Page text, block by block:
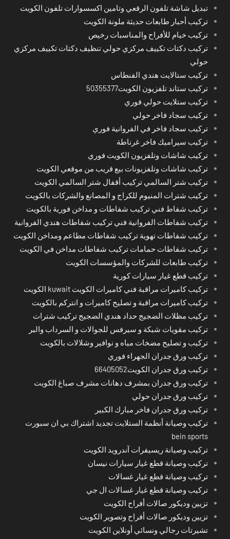
تبديل شاشة تلفون الرقعي وتامين اكسسوارات تلفون الكويت
تركيب أحبار طابعات حديثة ملونة الكويت
تركيب خيام للأفراح والمناسبات رخيص
تركيب دكتات تكييف مركزي حولي تنظيف دكتات تكييف مركزي
حولي
تركيب ستالايت هندي الفنطاس
تركيب ستاند تلفزيون الكويت50355377
تركيب ستلايت حولي فوري
تركيب سجاد فاخر حولي
تركيب سجاد فاخر في الفروانية فوري
تركيب سيراميك فاخر غرناطة
تركيب شاشات وتلفزيون الكويت فوري
تركيب شاشات وتلفزيونات بيع قريب من موقعي الكويت
تركيب شتر السالمي تركيب أقفال شتر السالمي الكويت
تركيب شترات المنيوم للكراج و المصانع والشركات بالكويت
تركيب شفاط فني تركيب شفاطات و مداخن فورية بالكويت
تركيب شفاطات الفروانية فني تركيب شفاطات هندي الفروانية
تركيب شفاطات تهوية تركيب شفاطات مطاعم ومداخن الكويت
تركيب شفاطات حمامات تركيب شفاطات مداخن في الكويت
تركيب طابعات للشركات والمؤسسات الكويت
تركيب قطع غيار سيارات كورية
تركيب كاميرات مراقبة فني كاميرات الكويت kuwait الكويت
تركيب كاميرات مراقبة و تصليح كاميرات و انتركم بالكويت
تركيب مظلات الضجيج حداد هندي الضجيج تركيب شترات
تركيب مقويات شبكة و سيرفس للجوالات و السرداب والبر
تركيب و تصليح مضخات مياه و نوافير وشلالات بالكويت
تركيب ورق جدران الجهراء فوري
تركيب ورق جدران الكويت66405052
تركيب ورق جدران بمشرف دهانات مشرف صباغ الكويت
تركيب ورق جدران حولي
تركيب ورق جدران فاخر مبارك الكبير
تركيب وصيانة أنظمة الستلايت تجديد اشتراك بي ان سبورت
bein sports
تركيب وصيانة ريسيفرات آندرويد الكويت
تركيب وصيانة قطع غيار سيارات نيسان
تركيب وصيانة قطع غيار غسالات
تركيب وصيانة قطع غيار غسالات ال جي
تزيين وديكور صالات أفراح الكويت
تزيين وديكور صالات أفراح وتصوير الكويت
تشيرتات رجالي ونسائي أونلاين الكويت